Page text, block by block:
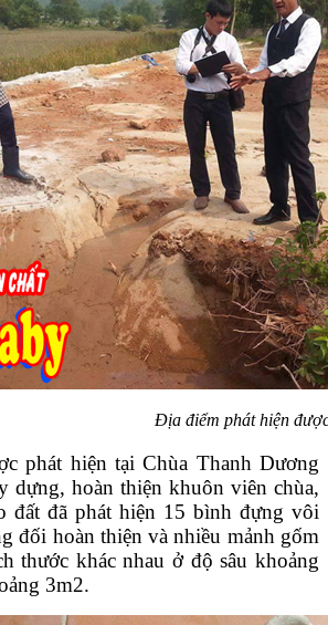
Địa điểm phát hiện
phát hiện tại Chùa Thanh Dương
dựng, hoàn thiện khuôn viên chùa,
đất đã phát hiện 15 bình đựng vôi
đối hoàn thiện và nhiều mảnh gốm
thước khác nhau ở độ sâu khoảng
3m2.